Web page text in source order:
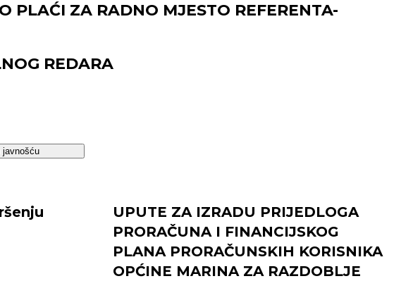
PLAĆI ZA RADNO MJESTO REFERENTA-
REDARA
Savjetovanja sa zainteresiranom javnošću
UPUTE ZA IZRADU PRIJEDLOGA
PRORAČUNA I FINANCIJSKOG
PLANA PRORAČUNSKIH KORISNIKA
OPĆINE MARINA ZA RAZDOBLJE